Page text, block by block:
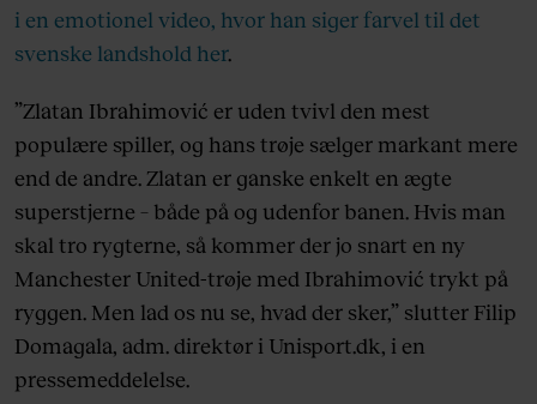
i en emotionel video, hvor han siger farvel til det
svenske landshold her.
”Zlatan Ibrahimović er uden tvivl den mest
populære spiller, og hans trøje sælger markant mere
end de andre. Zlatan er ganske enkelt en ægte
superstjerne – både på og udenfor banen. Hvis man
skal tro rygterne, så kommer der jo snart en ny
Manchester United-trøje med Ibrahimović trykt på
ryggen. Men lad os nu se, hvad der sker,” slutter Filip
Domagala, adm. direktør i Unisport.dk, i en
pressemeddelelse.